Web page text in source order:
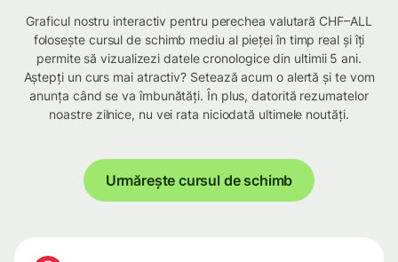
Graficul nostru interactiv pentru perechea valutară CHF–ALL
folosește cursul de schimb mediu al pieței în timp real și îți
permite să vizualizezi datele cronologice din ultimii 5 ani.
Aștepți un curs mai atractiv? Setează acum o alertă și te vom
anunța când se va îmbunătăți. În plus, datorită rezumatelor
noastre zilnice, nu vei rata niciodată ultimele noutăți.
Urmărește cursul de schimb